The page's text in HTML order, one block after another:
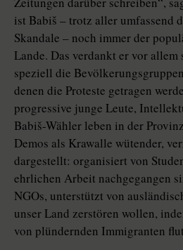
ist Babiš – trotz aller umfassend
Skandale – noch immer der
Lande. Das verdankt er vor
speziell die
denen die Proteste getragen
progressive junge Leute,
Babiš-Wähler leben in der
Demos als Krawalle wütender,
dargestellt: organisiert von
ehrlichen Arbeit nachgegangen
NGOs, unterstützt von
unser Land zerstören wollen,
von plündernden Immigranten